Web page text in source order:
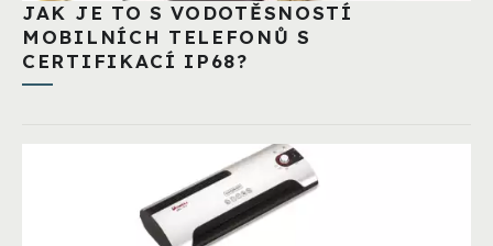
JAK JE TO S VODOTĚSNOSTÍ
MOBILNÍCH TELEFONŮ S
CERTIFIKACÍ IP68?